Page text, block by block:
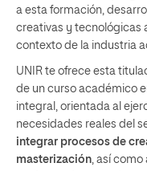
a esta formación,
creativas y tecnológicas
contexto de la industria
UNIR te ofrece esta
de un curso académico
integral, orientada al
necesidades reales del
integrar procesos de
masterización, así como